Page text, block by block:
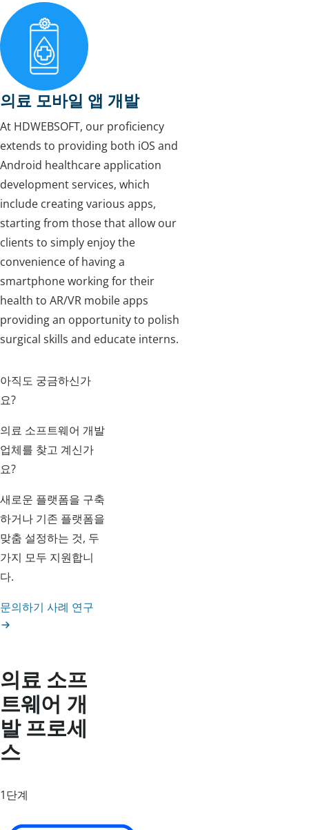
의료 모바일 앱 개발
At HDWEBSOFT, our proficiency
extends to providing both iOS and
Android healthcare application
development services, which
include creating various apps,
starting from those that allow our
clients to simply enjoy the
convenience of having a
smartphone working for their
health to AR/VR mobile apps
providing an opportunity to polish
surgical skills and educate interns.
아직도 궁금하신가
요?
의료 소프트웨어 개발
업체를 찾고 계신가
요?
새로운 플랫폼을 구축
하거나 기존 플랫폼을
맞춤 설정하는 것, 두
가지 모두 지원합니
다.
문의하기 사례 연구
의료 소프
트웨어 개
발 프로세
스
1단계